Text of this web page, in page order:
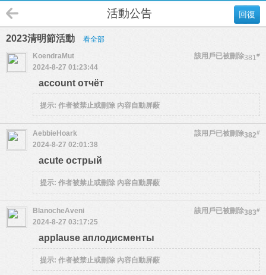
回復
活動公告
2023清明節活動 看全部
381#
KoendraMut
該用戶已被刪除
2024-8-27 01:23:44
account отчёт
提示: 作者被禁止或刪除 內容自動屏蔽
382#
AebbieHoark
該用戶已被刪除
2024-8-27 02:01:38
acute острый
提示: 作者被禁止或刪除 內容自動屏蔽
383#
BlanocheAveni
該用戶已被刪除
2024-8-27 03:17:25
applause аплодисменты
提示: 作者被禁止或刪除 內容自動屏蔽